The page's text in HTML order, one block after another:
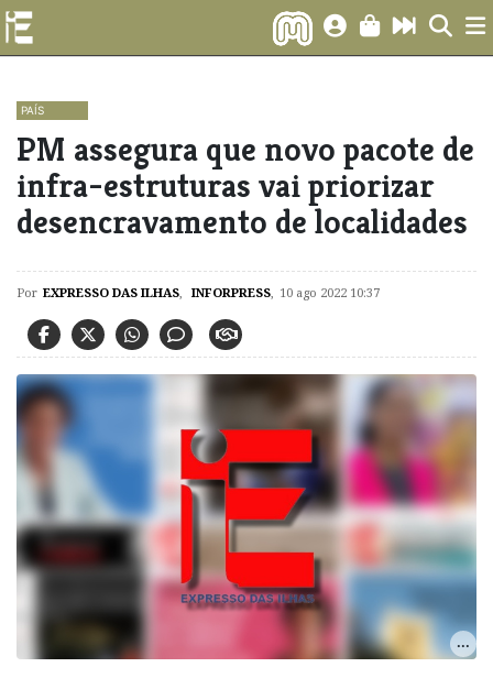
PAÍS
PM assegura que novo pacote de
infra-estruturas vai priorizar
desencravamento de localidades
Por EXPRESSO DAS ILHAS, INFORPRESS, 10 ago 2022 10:37